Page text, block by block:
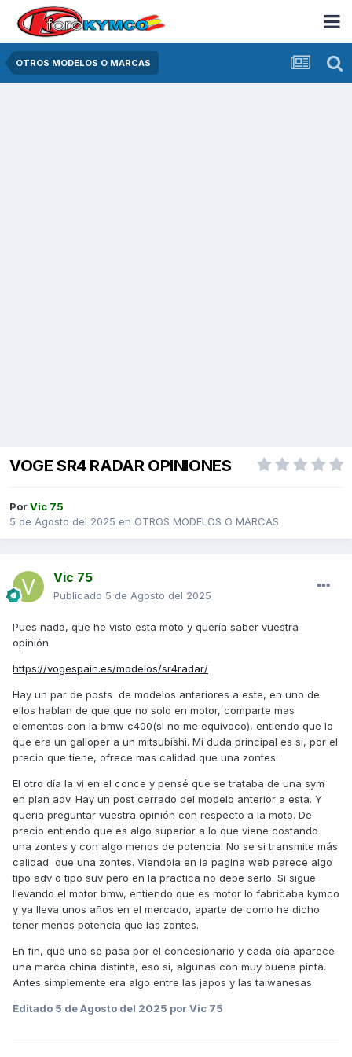
OTROS MODELOS O MARCAS
VOGE SR4 RADAR OPINIONES
PorVic 75
5 de Agosto del 2025 en OTROS MODELOS O MARCAS
Vic 75
Publicado 5 de Agosto del 2025
Pues nada, que he visto esta moto y quería saber vuestra
opinión.
https://vogespain.es/modelos/sr4radar/
Hay un par de posts de modelos anteriores a este, en uno de
ellos hablan de que que no solo en motor, comparte mas
elementos con la bmw c400(si no me equivoco), entiendo que lo
que era un galloper a un mitsubishi. Mi duda principal es si, por el
precio que tiene, ofrece mas calidad que una zontes.
El otro día la vi en el conce y pensé que se trataba de una sym
en plan adv. Hay un post cerrado del modelo anterior a esta. Y
queria preguntar vuestra opinión con respecto a la moto. De
precio entiendo que es algo superior a lo que viene costando
una zontes y con algo menos de potencia. No se si transmite más
calidad que una zontes. Viendola en la pagina web parece algo
tipo adv o tipo suv pero en la practica no debe serlo. Si sigue
llevando el motor bmw, entiendo que es motor lo fabricaba kymco
y ya lleva unos años en el mercado, aparte de como he dicho
tener menos potencia que las zontes.
En fin, que uno se pasa por el concesionario y cada día aparece
una marca china distinta, eso si, algunas con muy buena pinta.
Antes simplemente era algo entre las japos y las taiwanesas.
Editado 5 de Agosto del 2025 por Vic 75